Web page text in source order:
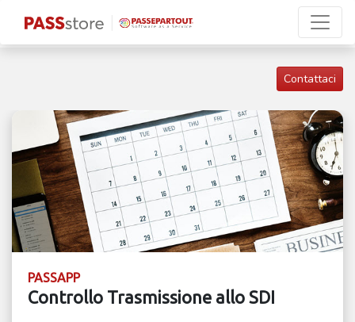
Contattaci
PASSAPP
Controllo Trasmissione allo SDI